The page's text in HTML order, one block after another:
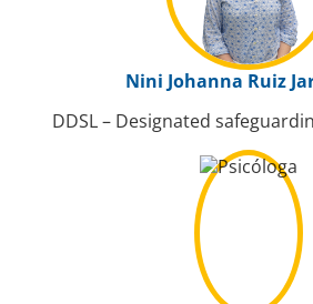
Nini Johanna Ruiz
DDSL – Designated